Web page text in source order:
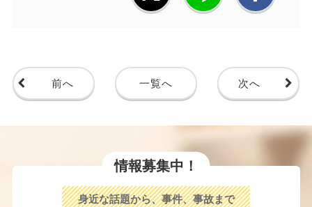
前へ 一覧へ 次へ
情報募集中！
身近な話題から、事件、事故まで